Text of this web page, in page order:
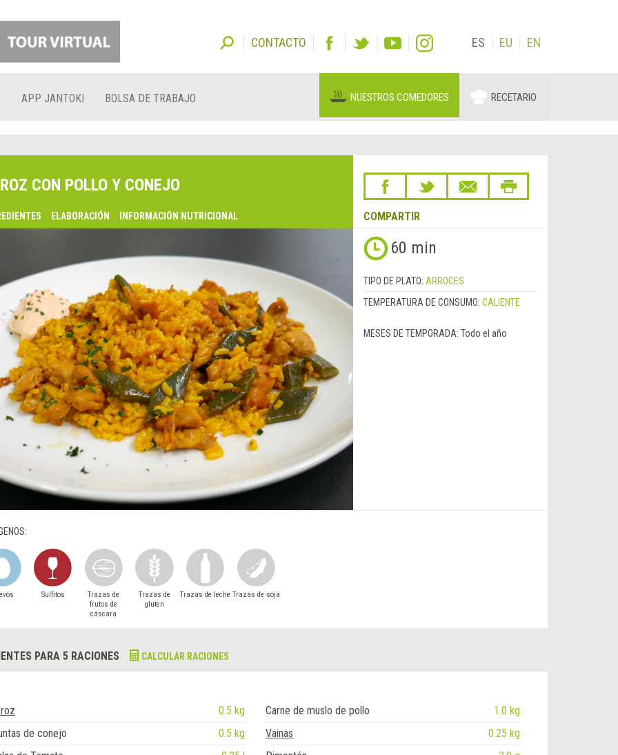
CONTACTO ES EU EN
APP JANTOKI BOLSA DE TRABAJO NUESTROS COMEDORES RECETARIO
CON POLLO Y CONEJO
ELABORACIÓN INFORMACIÓN NUTRICIONAL COMPARTIR
60 min
TIPO DE PLATO: ARROCES
TEMPERATURA DE CONSUMO: CALIENTE
MESES DE TEMPORADA: Todo el año
Sulfitos
Trazas de
frutos de
cáscara
Trazas de
gluten
Trazas de leche Trazas de soja
PARA 5 RACIONES CALCULAR RACIONES
0.5 kg Carne de muslo de pollo
1.0 kg
de conejo
0.5 kg Vainas
0.25 kg